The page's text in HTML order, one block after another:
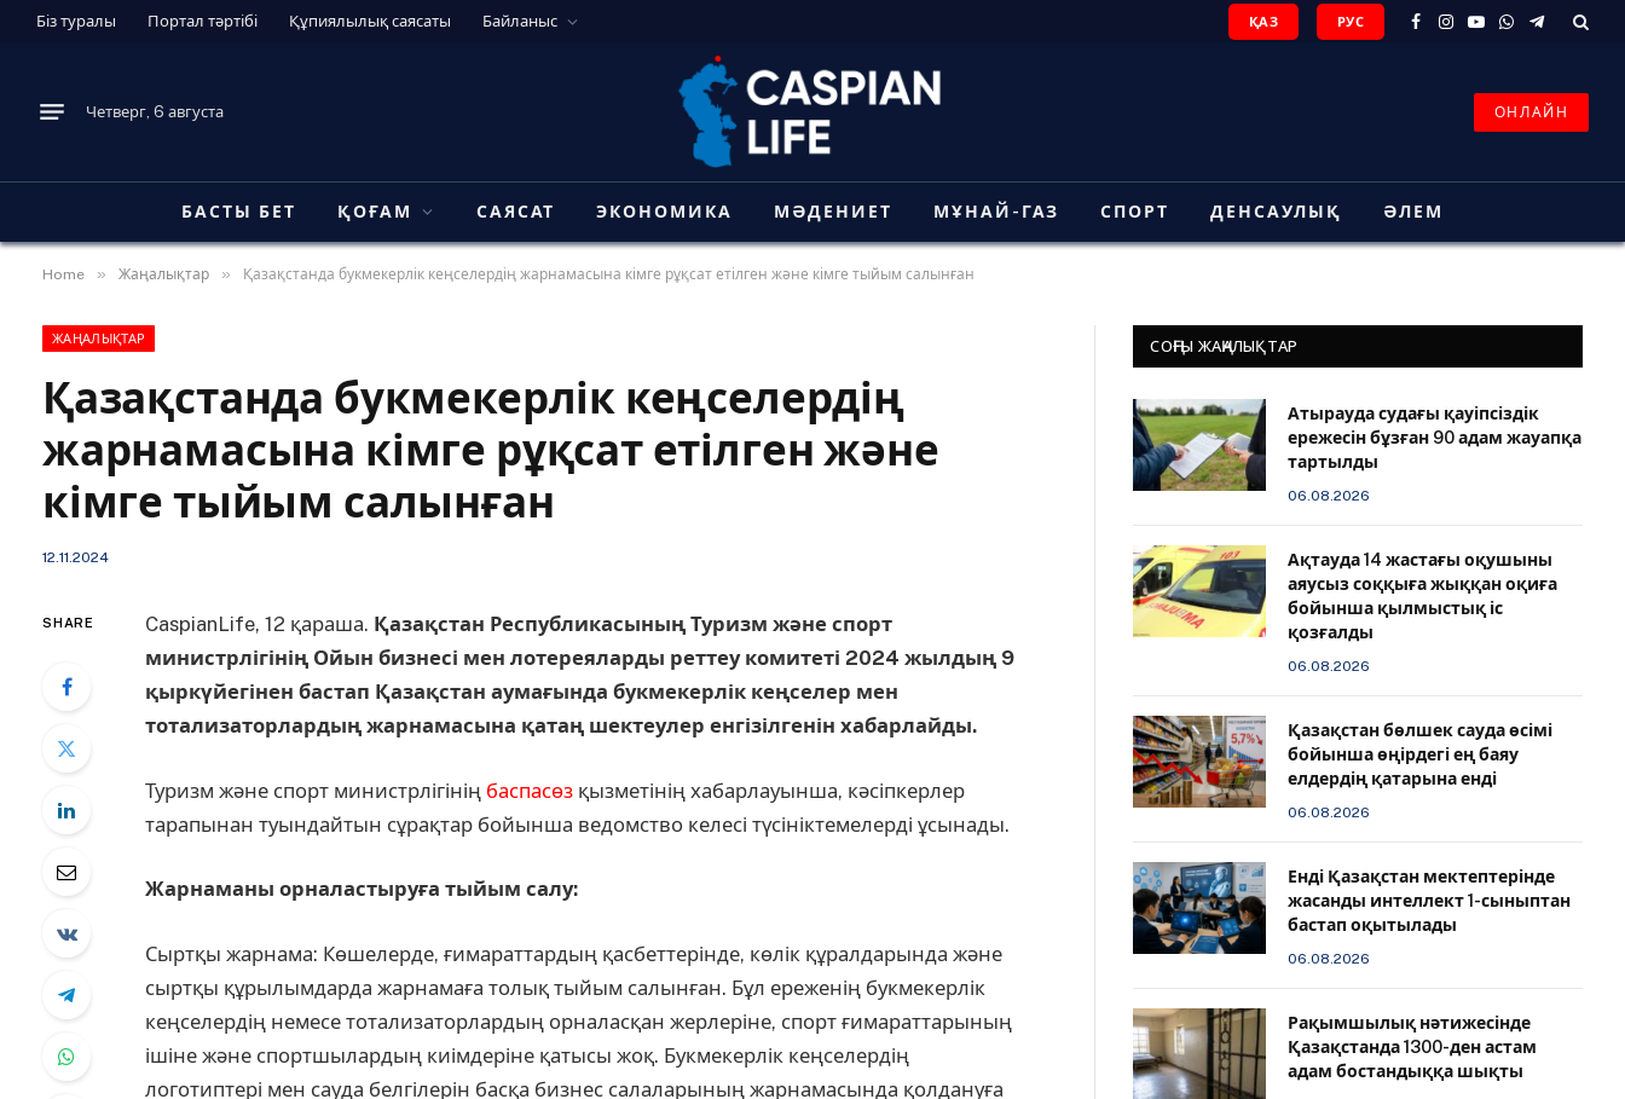
Біз туралы Портал тәртібі Құпиялылық саясаты Байланыс ҚАЗ РУС
Facebook
Instagram
YouTube
WhatsApp
Telegram
Четверг, 6 августа ОНЛАЙН
БАСТЫ БЕТ ҚОҒАМ САЯСАТ ЭКОНОМИКА МӘДЕНИЕТ МҰНАЙ-ГАЗ СПОРТ ДЕНСАУЛЫҚ ӘЛЕМ
Home » Жаңалықтар » Қазақстанда букмекерлік кеңселердің жарнамасына кімге рұқсат етілген және кімге тыйым салынған
ЖАҢАЛЫҚТАР
Қазақстанда букмекерлік кеңселердің
жарнамасына кімге рұқсат етілген және
кімге тыйым салынған
12.11.2024
SHARE CaspianLife, 12 қараша. Қазақстан Республикасының Туризм және спорт
министрлігінің Ойын бизнесі мен лотереяларды реттеу комитеті 2024 жылдың 9
қыркүйегінен бастап Қазақстан аумағында букмекерлік кеңселер мен
тотализаторлардың жарнамасына қатаң шектеулер енгізілгенін хабарлайды.
Туризм және спорт министрлігінің баспасөзқызметінің хабарлауынша, кәсіпкерлер
тарапынан туындайтын сұрақтар бойынша ведомство келесі түсініктемелерді ұсынады.
Жарнаманы орналастыруға тыйым салу:
Сыртқы жарнама: Көшелерде, ғимараттардың қасбеттерінде, көлік құралдарында және
сыртқы құрылымдарда жарнамаға толық тыйым салынған. Бұл ереженің букмекерлік
кеңселердің немесе тотализаторлардың орналасқан жерлеріне, спорт ғимараттарының
ішіне және спортшылардың киімдеріне қатысы жоқ. Букмекерлік кеңселердің
логотиптері мен сауда белгілерін басқа бизнес салаларының жарнамасында қолдануға
СОҢҒЫ ЖАҢАЛЫҚТАР
Атырауда судағы қауіпсіздік
ережесін бұзған 90 адам жауапқа
тартылды
06.08.2026
Ақтауда 14 жастағы оқушыны
аяусыз соққыға жыққан оқиға
бойынша қылмыстық іс
қозғалды
06.08.2026
Қазақстан бөлшек сауда өсімі
бойынша өңірдегі ең баяу
елдердің қатарына енді
06.08.2026
️Енді Қазақстан мектептерінде
жасанды интеллект 1-сыныптан
бастап оқытылады
06.08.2026
Рақымшылық нәтижесінде
Қазақстанда 1300-ден астам
адам бостандыққа шықты